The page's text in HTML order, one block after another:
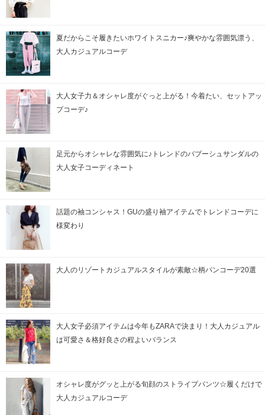
夏だからこそ履きたいホワイトスニカー♪爽やかな雰囲気漂う、
大人カジュアルコーデ
大人女子力＆オシャレ度がぐっと上がる！今着たい、セットアッ
プコーデ♪
足元からオシャレな雰囲気に♪トレンドのバブーシュサンダルの
大人女子コーディネート
話題の袖コンシャス！GUの盛り袖アイテムでトレンドコーデに
様変わり
大人のリゾートカジュアルスタイルが素敵☆柄パンコーデ20選
大人女子必須アイテムは今年もZARAで決まり！大人カジュアル
は可愛さ＆格好良さの程よいバランス
オシャレ度がグッと上がる旬顔のストライプパンツ☆履くだけで
大人カジュアルコーデ